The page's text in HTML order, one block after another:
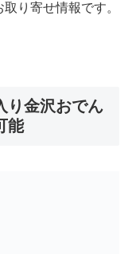
り寄せ情報です。
り金沢おでん
能